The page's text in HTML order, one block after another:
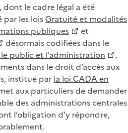
le cadre légal a été
les loisGratuité et modalités
publiques
et
désormais codifiées dans le
public et l’administration
,
dans le droit d’accès aux
institué par la loi CADA en
aux particuliers de demander
des administrations centrales
l’obligation d’y répondre,